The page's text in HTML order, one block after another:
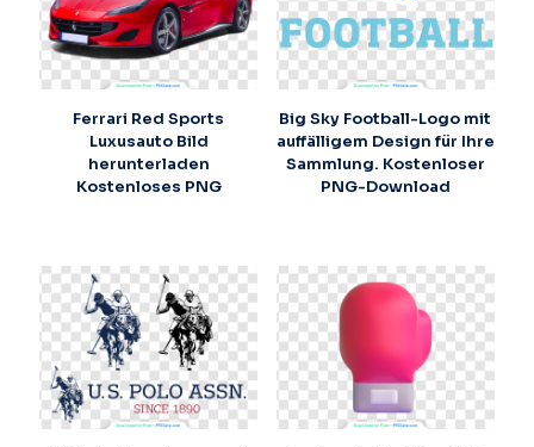
Ferrari Red Sports
Luxusauto Bild
herunterladen
Kostenloses PNG
Big Sky Football-Logo mit
auffälligem Design für Ihre
Sammlung. Kostenloser
PNG-Download